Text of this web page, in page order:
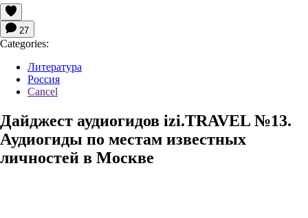
27
Categories:
Литература
Россия
Cancel
Дайджест аудиогидов izi.TRAVEL №13.
Аудиогиды по местам известных
личностей в Москве